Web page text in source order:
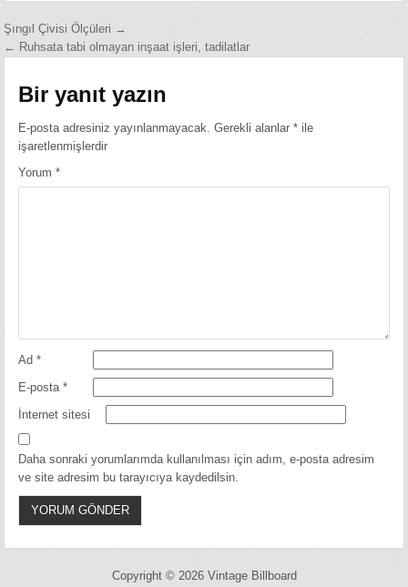
Yazı
gezinmesi
Şıngıl Çivisi Ölçüleri →
← Ruhsata tabi olmayan inşaat işleri, tadilatlar
Bir yanıt yazın
E-posta adresiniz yayınlanmayacak. Gerekli alanlar* ile
işaretlenmişlerdir
Yorum*
Ad*
E-posta*
İnternet sitesi
Daha sonraki yorumlarımda kullanılması için adım, e-posta adresim
ve site adresim bu tarayıcıya kaydedilsin.
Copyright © 2026 Vintage Billboard